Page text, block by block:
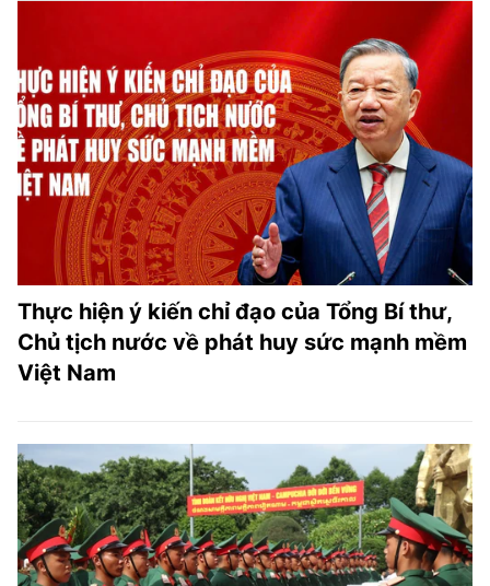
Thực hiện ý kiến chỉ đạo của Tổng Bí thư,
Chủ tịch nước về phát huy sức mạnh mềm
Việt Nam